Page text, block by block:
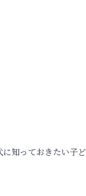
知っておきたい子